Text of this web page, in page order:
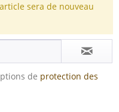
sera de nouveau
de protection des